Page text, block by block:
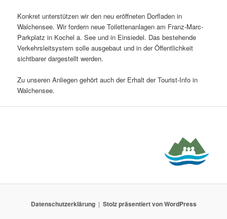
Konkret unterstützen wir den neu eröffneten Dorfladen in
Walchensee. Wir fordern neue Toilettenanlagen am Franz-Marc-
Parkplatz in Kochel a. See und in Einsiedel. Das bestehende
Verkehrsleitsystem solle ausgebaut und in der Öffentlichkeit
sichtbarer dargestellt werden.
Zu unseren Anliegen gehört auch der Erhalt der Tourist-Info in
Walchensee.
Datenschutzerklärung Stolz präsentiert von WordPress